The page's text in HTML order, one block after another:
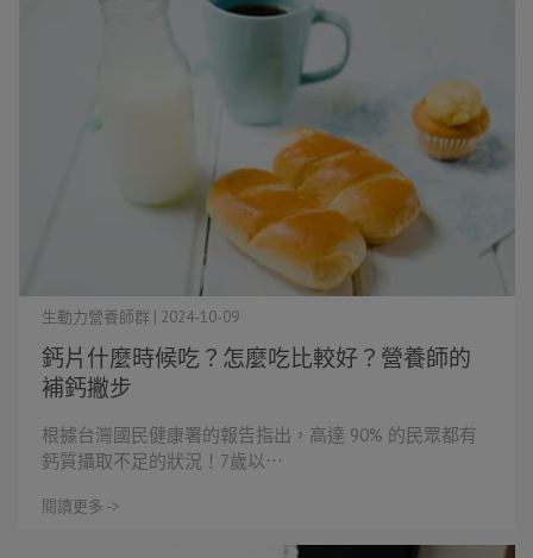
鈣片什麼時候吃？怎麼吃比較好？營養師的
補鈣撇步
生動力營養師群 | 2024-10-09
根據台灣國民健康署的報告指出，高達 90% 的民眾都有
鈣質攝取不足的狀況！7歲以⋯
閱讀更多 ->